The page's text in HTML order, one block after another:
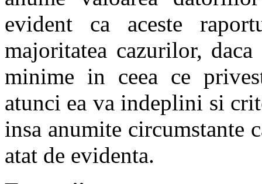
evident ca aceste
majoritatea cazurilor,
minime in ceea ce
atunci ea va indeplini si
insa anumite circumstante
atat de evidenta.